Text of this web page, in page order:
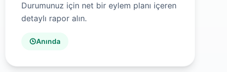
Durumunuz için net bir eylem planı içeren
detaylı rapor alın.
Anında